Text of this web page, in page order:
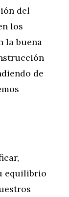
del
los
la buena
de
equilibrio